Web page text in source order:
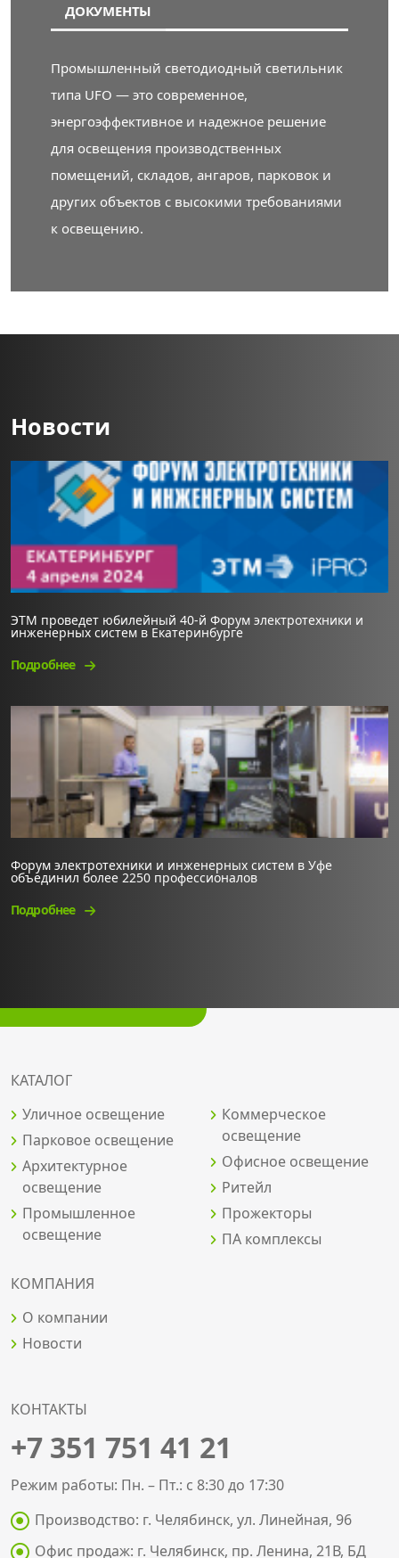
ДОКУМЕНТЫ
Промышленный светодиодный светильник
типа UFO — это современное,
энергоэффективное и надежное решение
для освещения производственных
помещений, складов, ангаров, парковок и
других объектов с высокими требованиями
к освещению.
Новости
ЭТМ проведет юбилейный 40-й Форум электротехники и
инженерных систем в Екатеринбурге
Подробнее
Форум электротехники и инженерных систем в Уфе
объединил более 2250 профессионалов
Подробнее
КАТАЛОГ
Уличное освещение
Парковое освещение
Архитектурное
освещение
Промышленное
освещение
Коммерческое
освещение
Офисное освещение
Ритейл
Прожекторы
ПА комплексы
КОМПАНИЯ
О компании
Новости
КОНТАКТЫ
+7 351 751 41 21
Режим работы: Пн. – Пт.: с 8:30 до 17:30
Производство: г. Челябинск, ул. Линейная, 96
Офис продаж: г. Челябинск, пр. Ленина, 21В, БД